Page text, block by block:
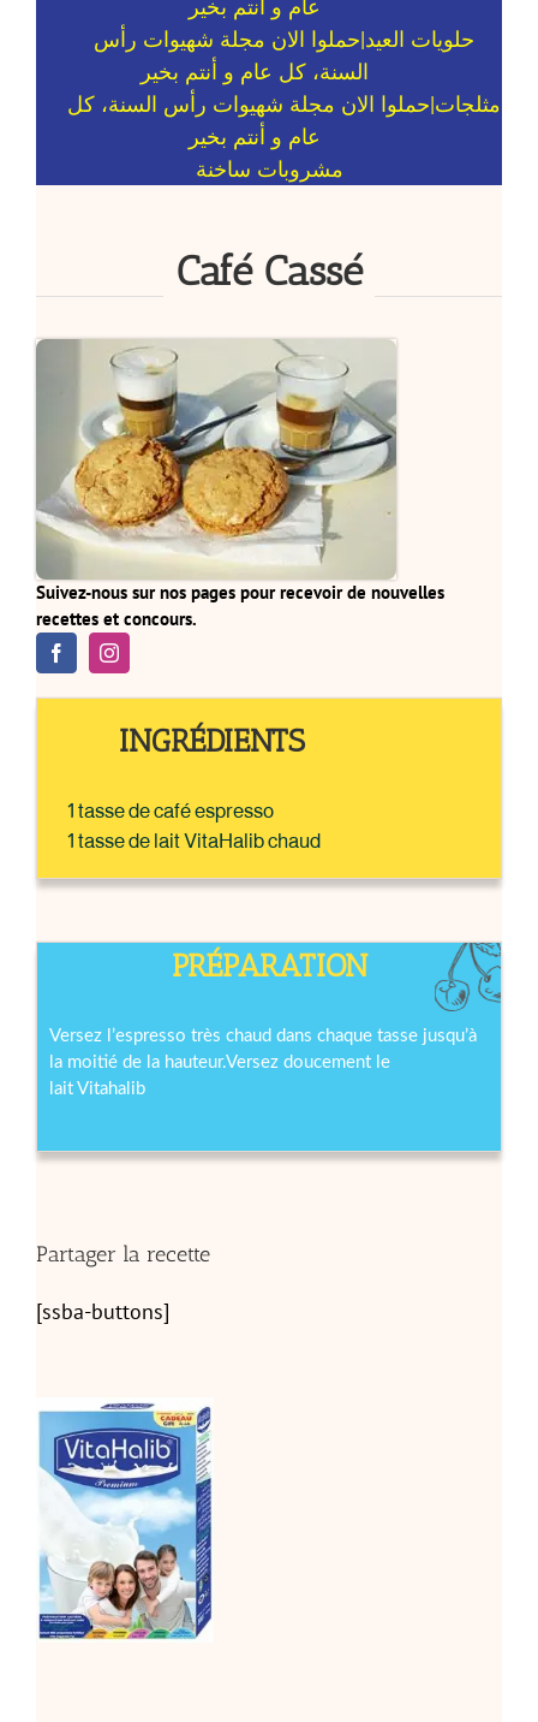
حلويات العيد
مثلجات
مشروبات ساخنة
Café Cassé
Suivez-nous sur nos pages pour recevoir de nouvelles
recettes et concours.
INGRÉDIENTS
1 tasse de café espresso
1 tasse de lait VitaHalib chaud
PRÉPARATION
Versez l’espresso très chaud dans chaque tasse jusqu’à
la moitié de la hauteur.Versez doucement le
lait Vitahalib
Partager la recette
[ssba-buttons]